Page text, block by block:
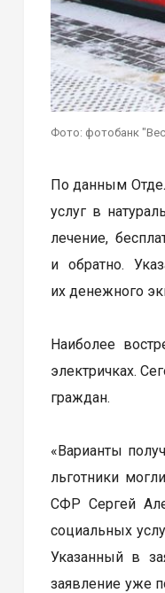
Фото: фотобанк
По данным
услуг в
лечение,
и обратно.
их денежного
Наиболее
электричках.
граждан.
«Варианты
льготники
СФР Сергей
социальных
Указанный в
заявление уже